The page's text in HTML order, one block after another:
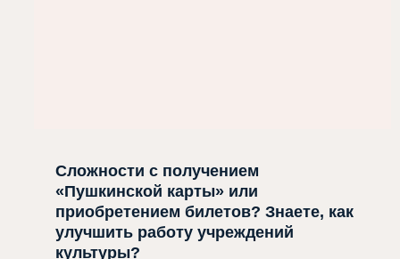
Сложности с получением
«Пушкинской карты» или
приобретением билетов? Знаете, как
улучшить работу учреждений
культуры?